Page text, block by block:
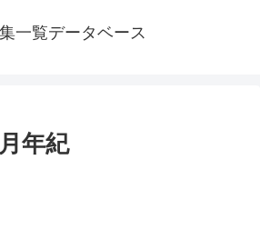
一覧データベース
年紀